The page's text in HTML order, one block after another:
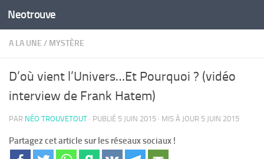
Skip to content
Neotrouve
A LA UNE / MYSTÈRE
D’où vient l’Univers…Et Pourquoi ? (vidéo
interview de Frank Hatem)
PAR NÉO TROUVETOUT · PUBLIÉ 5 JUIN 2015 · MIS À JOUR 5 JUIN 2015
Partagez cet article sur les réseaux sociaux !